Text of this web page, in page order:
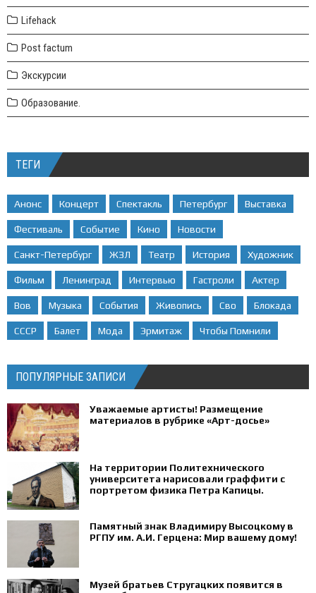
Lifehack
Post factum
Экскурсии
Образование.
ТЕГИ
Анонс Концерт Спектакль Петербург Выставка
Фестиваль Событие Кино Новости
Санкт-Петербург ЖЗЛ Театр История Художник
Фильм Ленинград Интервью Гастроли Актер
Вов Музыка События Живопись Сво Блокада
СССР Балет Мода Эрмитаж Чтобы Помнили
ПОПУЛЯРНЫЕ ЗАПИСИ
Уважаемые артисты! Размещение
материалов в рубрике «Арт-досье»
На территории Политехнического
университета нарисовали граффити с
портретом физика Петра Капицы.
Памятный знак Владимиру Высоцкому в
РГПУ им. А.И. Герцена: Мир вашему дому!
Музей братьев Стругацких появится в